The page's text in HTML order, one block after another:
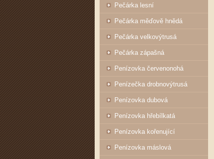
Pečárka lesní
Pečárka měďově hnědá
Pečárka velkovýtrusá
Pečárka zápašná
Penízovka červenonohá
Penízečka drobnovýtrusá
Penízovka dubová
Penízovka hřebílkatá
Penízovka kořenující
Penízovka máslová